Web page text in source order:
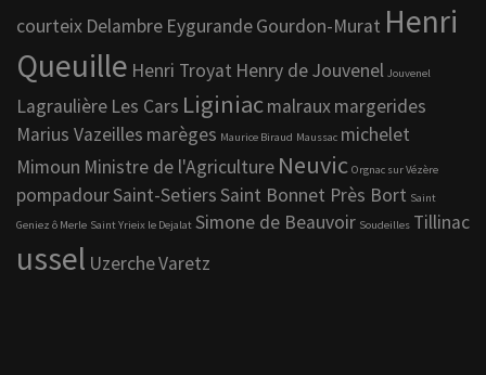
courteix Delambre EygurandeGourdon-Murat Henri
Queuille Henri Troyat Henry de Jouvenel Jouvenel
Lagraulière Les Cars Liginiacmalrauxmargerides
Marius Vazeilles marèges Maurice Biraud Maussac michelet
Mimoun Ministre de l'Agriculture Neuvic Orgnac sur Vézère
pompadourSaint-SetiersSaint Bonnet Près Bort Saint
Geniez ô Merle Saint Yrieix le Dejalat Simone de Beauvoir Soudeilles Tillinac
ussel UzercheVaretz